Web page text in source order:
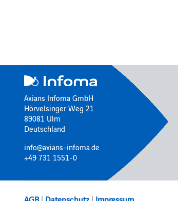
Axians Infoma GmbH
Hörvelsinger Weg 21
89081 Ulm
Deutschland
info@axians-infoma.de
+49 731 1551-0